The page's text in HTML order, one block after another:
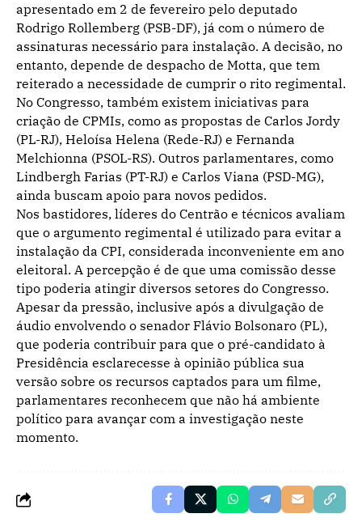
apresentado em 2 de fevereiro pelo deputado
Rodrigo Rollemberg (PSB-DF), já com o número de
assinaturas necessário para instalação. A decisão, no
entanto, depende de despacho de Motta, que tem
reiterado a necessidade de cumprir o rito regimental.
No Congresso, também existem iniciativas para
criação de CPMIs, como as propostas de Carlos Jordy
(PL-RJ), Heloísa Helena (Rede-RJ) e Fernanda
Melchionna (PSOL-RS). Outros parlamentares, como
Lindbergh Farias (PT-RJ) e Carlos Viana (PSD-MG),
ainda buscam apoio para novos pedidos.
Nos bastidores, líderes do Centrão e técnicos avaliam
que o argumento regimental é utilizado para evitar a
instalação da CPI, considerada inconveniente em ano
eleitoral. A percepção é de que uma comissão desse
tipo poderia atingir diversos setores do Congresso.
Apesar da pressão, inclusive após a divulgação de
áudio envolvendo o senador Flávio Bolsonaro (PL),
que poderia contribuir para que o pré-candidato à
Presidência esclarecesse à opinião pública sua
versão sobre os recursos captados para um filme,
parlamentares reconhecem que não há ambiente
político para avançar com a investigação neste
momento.